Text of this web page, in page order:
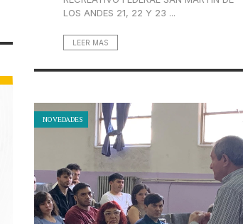
LOS ANDES 21, 22 Y 23 ...
LEER MAS
NOVEDADES